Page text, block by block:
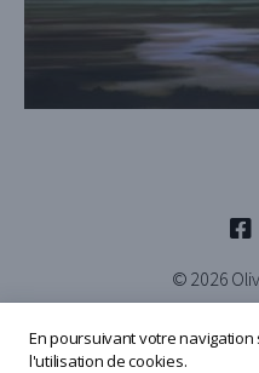
© 2026
En poursuivant votre navigation
l'utilisation de cookies.